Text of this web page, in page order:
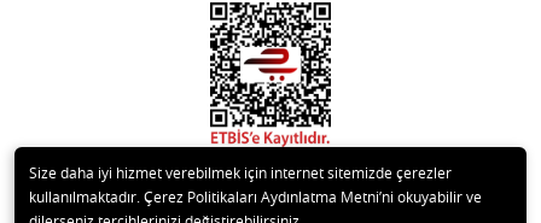
Size daha iyi hizmet verebilmek için internet sitemizde çerezler
kullanılmaktadır. Çerez Politikaları Aydınlatma Metni’ni okuyabilir ve